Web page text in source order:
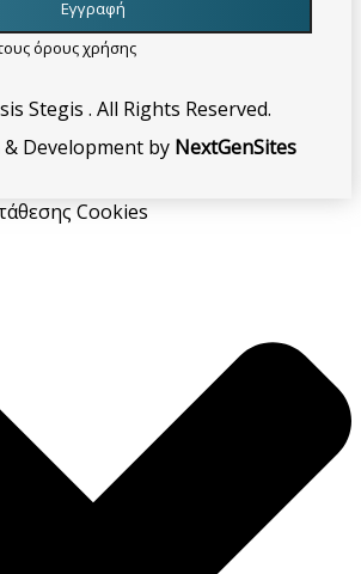
όρους χρήσης
Stegis . All Rights Reserved.
Development by NextGenSites
Cookies